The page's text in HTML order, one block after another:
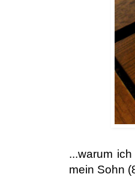
...warum
mein Sohn